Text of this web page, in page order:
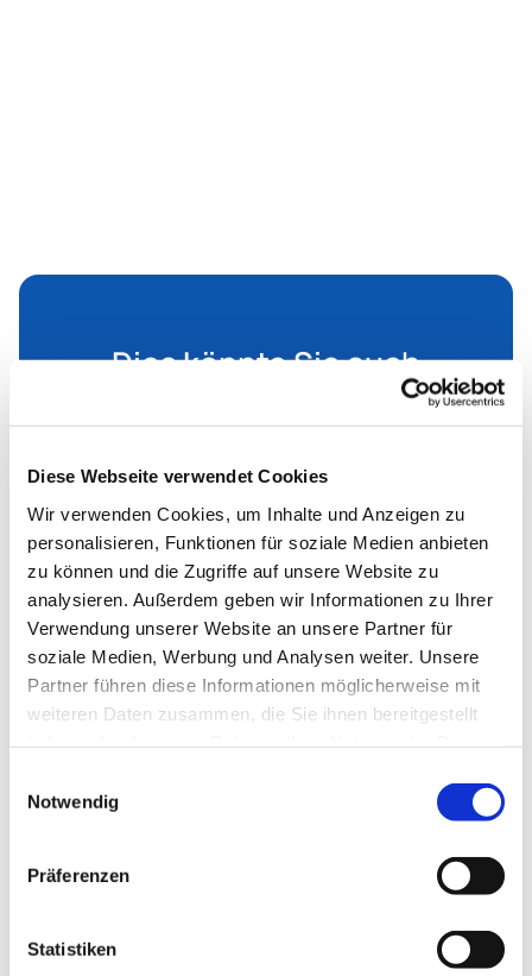
Diese Webseite verwendet Cookies
Wir verwenden Cookies, um Inhalte und Anzeigen zu
personalisieren, Funktionen für soziale Medien anbieten
zu können und die Zugriffe auf unsere Website zu
analysieren. Außerdem geben wir Informationen zu Ihrer
Verwendung unserer Website an unsere Partner für
soziale Medien, Werbung und Analysen weiter. Unsere
Partner führen diese Informationen möglicherweise mit
weiteren Daten zusammen, die Sie ihnen bereitgestellt
Notwendig
Präferenzen
Statistiken
Dies könnte Sie auch